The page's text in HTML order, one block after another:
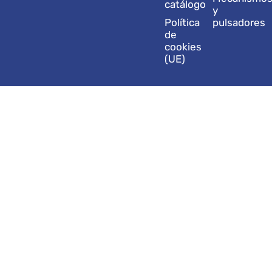
catálogo
Política
de
cookies
(UE)
y
pulsadores